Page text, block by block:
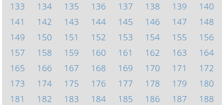
133
134 135 136 137 138 139
140
141
142 143 144 145 146 147
148
149
150 151 152 153 154 155
156
157
158 159 160 161 162 163
164
165
166 167 168 169 170 171
172
173
174 175 176 177 178 179
180
181
182 183 184 185 186 187
188